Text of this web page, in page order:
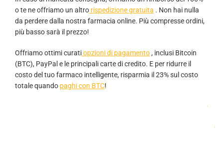
o te ne offriamo un altro rispedizione gratuita . Non hai nulla
da perdere dalla nostra farmacia online. Più compresse ordini,
più basso sarà il prezzo!
Offriamo ottimi curatiopzioni di pagamento, inclusi Bitcoin
(BTC), PayPal e le principali carte di credito. E per ridurre il
costo del tuo farmaco intelligente, risparmia il 23% sul costo
totale quando paghi con BTC!
.
.